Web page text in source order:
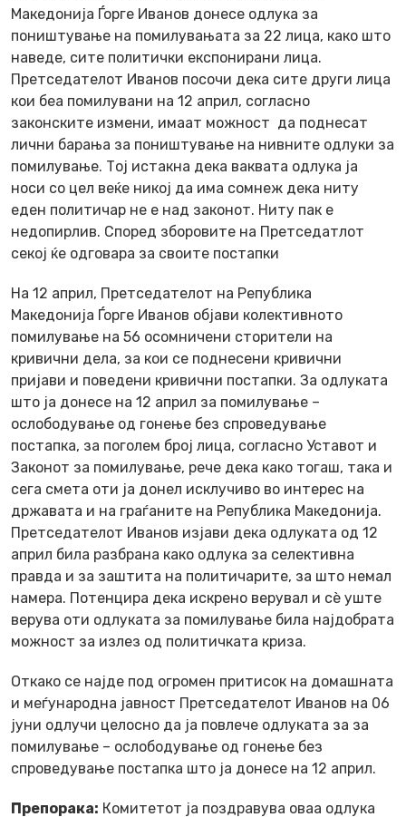
Македонија Ѓорге Иванов донесе одлука за
поништување на помилувањата за 22 лица, како што
наведе, сите политички експонирани лица.
Претседателот Иванов посочи дека сите други лица
кои беа помилувани на 12 април, согласно
законските измени, имаат можност да поднесат
лични барања за поништување на нивните одлуки за
помилување. Тој истакна дека ваквата одлука ја
носи со цел веќе никој да има сомнеж дека ниту
еден политичар не е над законот. Ниту пак е
недопирлив. Според зборовите на Претседатлот
секој ќе одговара за своите постапки
На 12 април, Претседателот на Република
Македонија Ѓорге Иванов објави колективното
помилување на 56 осомничени сторители на
кривични дела, за кои се поднесени кривични
пријави и поведени кривични постапки. За одлуката
што ја донесе на 12 април за помилување –
ослободување од гонење без спроведување
постапка, за поголем број лица, согласно Уставот и
Законот за помилување, рече дека како тогаш, така и
сега смета оти ја донел исклучиво во интерес на
државата и на граѓаните на Република Македонија.
Претседателот Иванов изјави дека одлуката од 12
април била разбрана како одлука за селективна
правда и за заштита на политичарите, за што немал
намера. Потенцира дека искрено верувал и сѐ уште
верува оти одлуката за помилување била најдобрата
можност за излез од политичката криза.
Откако се најде под огромен притисок на домашната
и меѓународна јавност Претседателот Иванов на 06
јуни одлучи целосно да ја повлече одлуката за за
помилување – ослободување од гонење без
спроведување постапка што ја донесе на 12 април.
Препорака: Комитетот ја поздравува оваа одлука